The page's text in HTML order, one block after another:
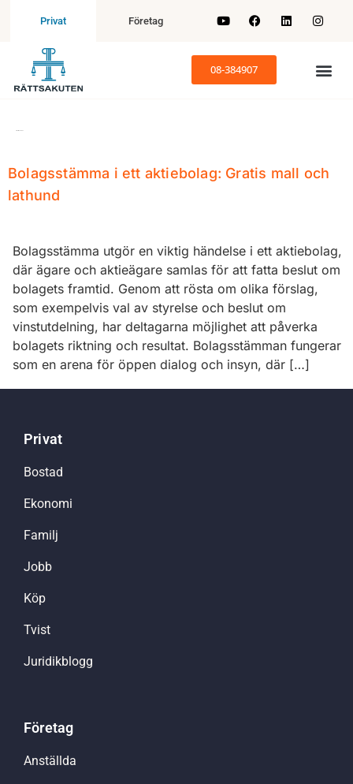
Privat Företag
08-384907
Bolagsstämma i ett aktiebolag: Gratis mall och
lathund
Bolagsstämma utgör en viktig händelse i ett aktiebolag,
där ägare och aktieägare samlas för att fatta beslut om
bolagets framtid. Genom att rösta om olika förslag,
som exempelvis val av styrelse och beslut om
vinstutdelning, har deltagarna möjlighet att påverka
bolagets riktning och resultat. Bolagsstämman fungerar
som en arena för öppen dialog och insyn, där […]
Privat
Bostad
Ekonomi
Familj
Jobb
Köp
Tvist
Juridikblogg
Företag
Anställda